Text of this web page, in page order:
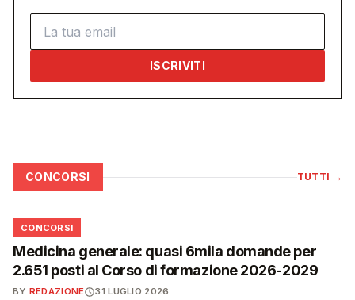
ISCRIVITI
CONCORSI TUTTI →
📋
CONCORSI
Medicina generale: quasi 6mila domande per
2.651 posti al Corso di formazione 2026-2029
BY REDAZIONE 31 LUGLIO 2026